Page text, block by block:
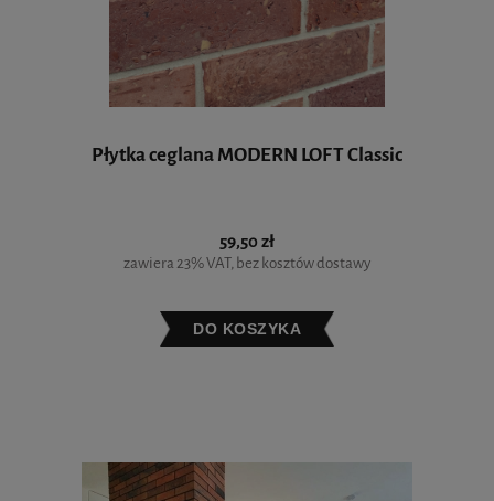
Płytka ceglana MODERN LOFT Classic
59,50 zł
zawiera 23% VAT, bez kosztów dostawy
DO KOSZYKA